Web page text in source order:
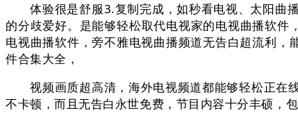
体验很是舒服3.复制完成，如秒看电视、太阳曲播
的分歧爱好。是能够轻松取代电视家的电视曲播软
电视曲播软件，旁不雅电视曲播频道无告白超流利
件合集大全，
视频画质超高清，海外电视频道都能够轻松正在线
不卡顿，而且无告白永世免费，节目内容十分丰硕，